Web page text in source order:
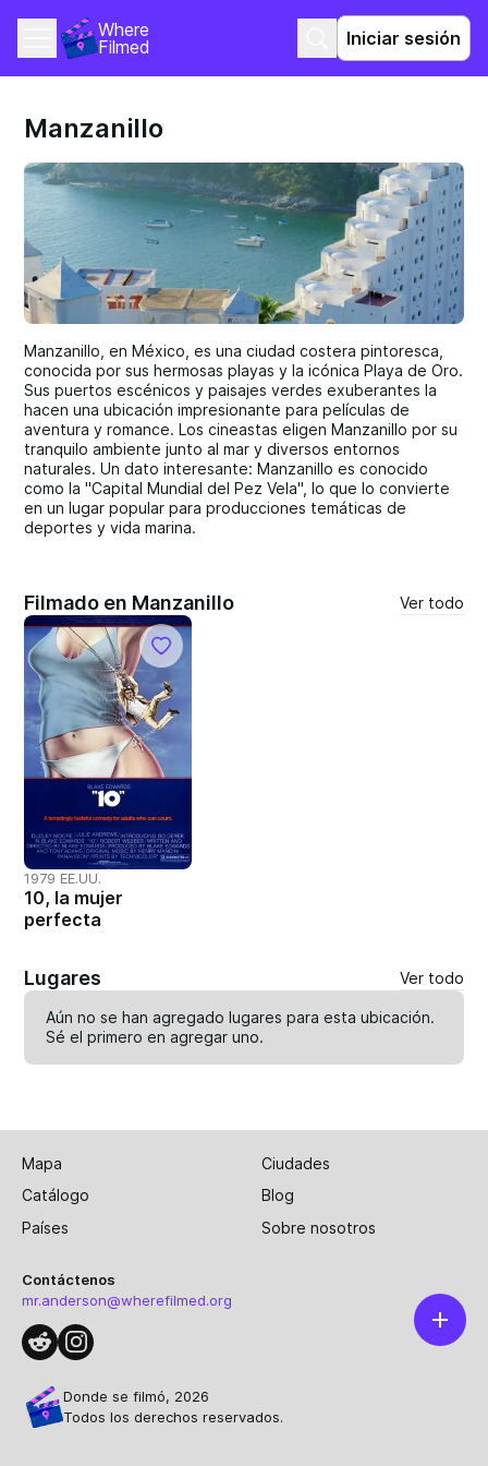
Where
Filmed
Iniciar sesión
Manzanillo
Manzanillo, en México, es una ciudad costera pintoresca,
conocida por sus hermosas playas y la icónica Playa de Oro.
Sus puertos escénicos y paisajes verdes exuberantes la
hacen una ubicación impresionante para películas de
aventura y romance. Los cineastas eligen Manzanillo por su
tranquilo ambiente junto al mar y diversos entornos
naturales. Un dato interesante: Manzanillo es conocido
como la "Capital Mundial del Pez Vela", lo que lo convierte
en un lugar popular para producciones temáticas de
deportes y vida marina.
Filmado en Manzanillo Ver todo
1979 EE.UU.
10, la mujer
perfecta
Lugares Ver todo
Aún no se han agregado lugares para esta ubicación.
Sé el primero enagregar uno.
Mapa
Ciudades
Catálogo
Blog
Países
Sobre nosotros
Contáctenos
mr.anderson@wherefilmed.org
Donde se filmó, 2026
Todos los derechos reservados.